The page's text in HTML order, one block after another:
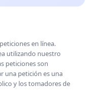
en línea.
utilizando nuestro
peticiones son
una petición es una
y los tomadores de